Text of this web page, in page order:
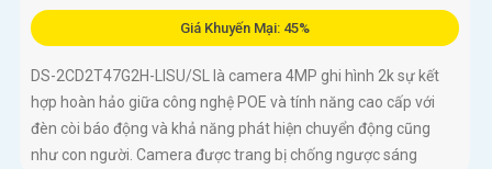
Giá Khuyến Mại: 45%
DS-2CD2T47G2H-LISU/SL là camera 4MP ghi hình 2k sự kết
hợp hoàn hảo giữa công nghệ POE và tính năng cao cấp với
đèn còi báo động và khả năng phát hiện chuyển động cũng
như con người. Camera được trang bị chống ngược sáng